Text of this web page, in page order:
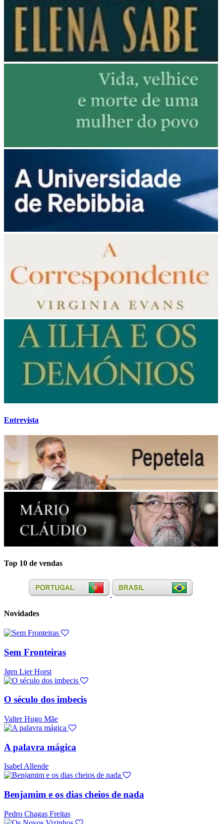
Entrevista
Top 10 de vendas
Novidades
Sem Fronteiras
Jørn Lier Horst
O século dos imbecis
Valter Hugo Mãe
A palavra mágica
Isabel Allende
Benjamim e os dias cheios de nada
Pedro Chagas Freitas